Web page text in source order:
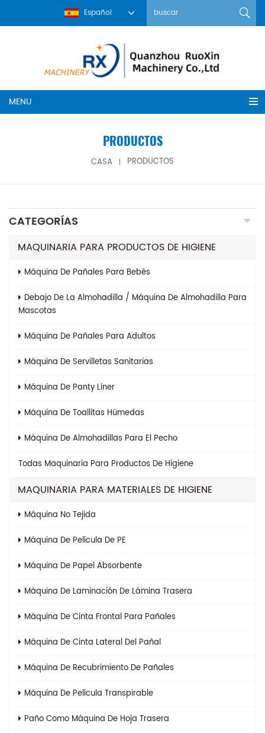
Español
MENU
PRODUCTOS
CASA PRODUCTOS
CATEGORÍAS
MAQUINARIA PARA PRODUCTOS DE HIGIENE
Máquina De Pañales Para Bebés
Debajo De La Almohadilla / Máquina De Almohadilla Para
Mascotas
Máquina De Pañales Para Adultos
Máquina De Servilletas Sanitarias
Máquina De Panty Liner
Máquina De Toallitas Húmedas
Máquina De Almohadillas Para El Pecho
Todas Maquinaria Para Productos De Higiene
MAQUINARIA PARA MATERIALES DE HIGIENE
Máquina No Tejida
Máquina De Película De PE
Máquina De Papel Absorbente
Máquina De Laminación De Lámina Trasera
Máquina De Cinta Frontal Para Pañales
Máquina De Cinta Lateral Del Pañal
Máquina De Recubrimiento De Pañales
Máquina De Película Transpirable
Paño Como Máquina De Hoja Trasera